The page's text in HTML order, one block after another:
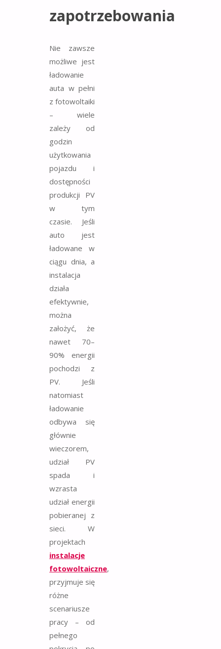
zapotrzebowania
Nie zawsze
możliwe jest
ładowanie
auta w pełni
z fotowoltaiki
– wiele
zależy od
godzin
użytkowania
pojazdu i
dostępności
produkcji PV
w tym
czasie. Jeśli
auto jest
ładowane w
ciągu dnia, a
instalacja
działa
efektywnie,
można
założyć, że
nawet 70–
90% energii
pochodzi z
PV. Jeśli
natomiast
ładowanie
odbywa się
głównie
wieczorem,
udział PV
spada i
wzrasta
udział energii
pobieranej z
sieci. W
projektach
instalacje
fotowoltaiczne,
przyjmuje się
różne
scenariusze
pracy – od
pełnego